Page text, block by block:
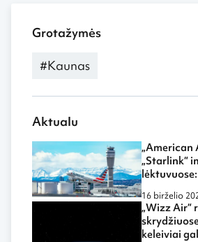
Grotažymės
#Kaunas
Aktualu
„American
„Starlink“
dar labiau
biure ar
16 birželio
„Wizz Air“
keleiviai